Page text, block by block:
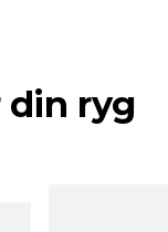
din ryg